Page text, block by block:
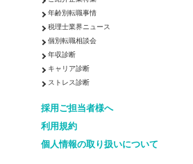
年齢別転職事情
税理士業界ニュース
個別転職相談会
年収診断
キャリア診断
ストレス診断
採用ご担当者様へ
利用規約
個人情報の取り扱いについて